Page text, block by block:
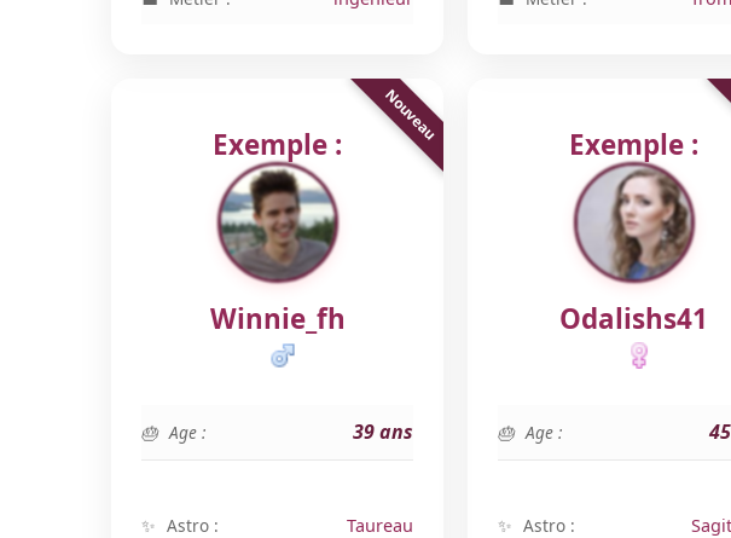
Exemple :
Winnie_fh
Age : 39 ans
Astro : Taureau
Exemple :
Odalishs41
Age :
Astro :